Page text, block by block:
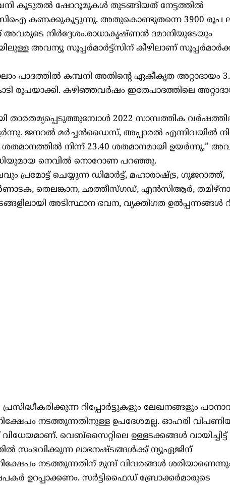
കൂടുതല്‍ ഷോറൂമുകള്‍ തുടങ്ങിയത് നേട്ടത്തില്‍
കണക്കുകൂട്ടുന്നു. അതുകൊണ്ടുതന്നെ 3900 രൂപ
അവരുടെ നിര്‍ദ്ദേശം.രാധാകൃഷ്ണന്‍ ദമാനിയുടേയും
അവന്യൂ സൂപ്പര്‍മാര്‍ട്ട്‌സിന് കീഴിലാണ്
പാദത്തില്‍ കമ്പനി അതിന്റെ ഏകീകൃത അറ്റാദായം
രൂപയാക്കി. കഴിഞ്ഞവര്‍ഷം ഇതേപാദത്തിലെ
താരതമ്യപ്പെടുത്തുമ്പോള്‍ 2022 സാമ്പത്തിക
ജനറല്‍ മര്‍ച്ചന്‍ഡൈസ്, അപ്പാരല്‍ എന്നിവയില്‍
നിന്ന് 23.40 ശതമാനമായി ഉയര്‍ന്നു,”
നെവില്‍ നൊറോണ പറഞ്ഞു.
പ്രമോട്ട് ചെയ്യുന്ന ഡിമാര്‍ട്ട്, മഹാരാഷ്ട്ര, ഗുജറാത്ത്,
തെലങ്കാന, ഛത്തീസ്ഗഡ്, എന്‍സിആര്‍,
അടിസ്ഥാന ഭവന, വ്യക്തിഗത ഉല്‍പ്പന്നങ്ങള്‍
റിപ്പോർട്ടുകളും ലേഖനങ്ങളും
നടത്തുന്നതിനുള്ള ഉപദേശമല്ല. ഓഹരി
വെബ്സൈറ്റിലെ ഉള്ളടക്കങ്ങൾ
സംഭവിക്കുന്ന ലാഭനഷ്ടങ്ങൾക്ക് ന്യൂഏജിന്
നടത്തുന്നതിന് മുമ്പ് വിവരങ്ങൾ
ഉറപ്പാക്കണം. സർട്ടിഫൈഡ് ബ്രോക്കർമാരുടെ